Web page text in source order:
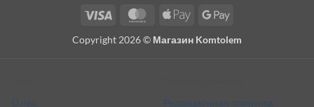
Visa MasterCardApple
Google
Copyright 2026 © Магазин Komtolem
О нас Редакционная политика